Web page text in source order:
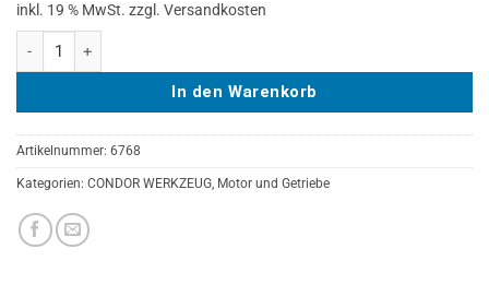
inkl. 19 % MwSt. zzgl. Versandkosten
In den Warenkorb
Artikelnummer: 6768
Kategorien: CONDOR WERKZEUG, Motor und Getriebe